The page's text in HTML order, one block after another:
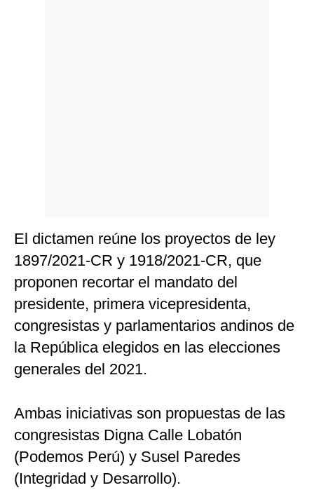
El dictamen reúne los proyectos de ley
1897/2021-CR y 1918/2021-CR, que
proponen recortar el mandato del
presidente, primera vicepresidenta,
congresistas y parlamentarios andinos de
la República elegidos en las elecciones
generales del 2021.
Ambas iniciativas son propuestas de las
congresistas Digna Calle Lobatón
(Podemos Perú) y Susel Paredes
(Integridad y Desarrollo).